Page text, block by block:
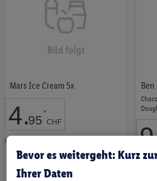
Mars Ice Cream 5x
4.95 *
CHF
pro 247.5ml | 1L = 20.04 CHF
Auf
die
Ben
9
pro
Bevor es weitergeht: Kurz
Ihrer Daten